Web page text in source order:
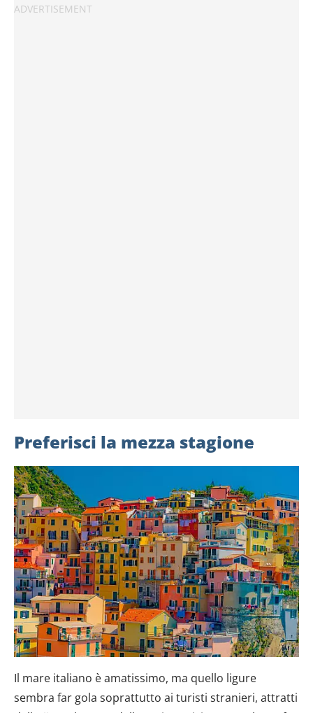
Preferisci la mezza stagione
Il mare italiano è amatissimo, ma quello ligure
sembra far gola soprattutto ai turisti stranieri, attratti